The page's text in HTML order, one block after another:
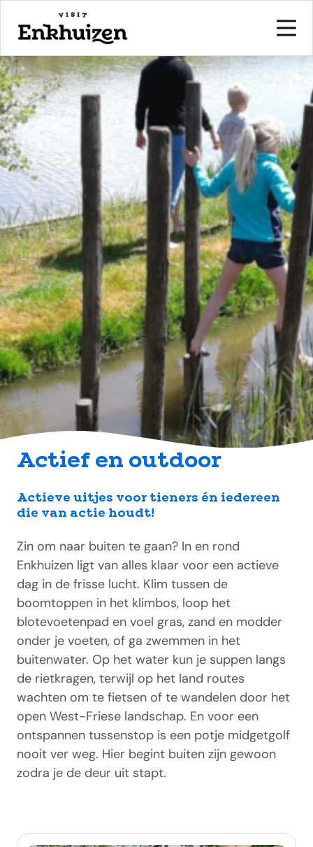
naar de inhoud
Actief en outdoor
Actieve uitjes voor tieners én iedereen
die van actie houdt!
Zin om naar buiten te gaan? In en rond
Enkhuizen ligt van alles klaar voor een actieve
dag in de frisse lucht. Klim tussen de
boomtoppen in het klimbos, loop het
blotevoetenpad en voel gras, zand en modder
onder je voeten, of ga zwemmen in het
buitenwater. Op het water kun je suppen langs
de rietkragen, terwijl op het land routes
wachten om te fietsen of te wandelen door het
open West-Friese landschap. En voor een
ontspannen tussenstop is een potje midgetgolf
nooit ver weg. Hier begint buiten zijn gewoon
zodra je de deur uit stapt.